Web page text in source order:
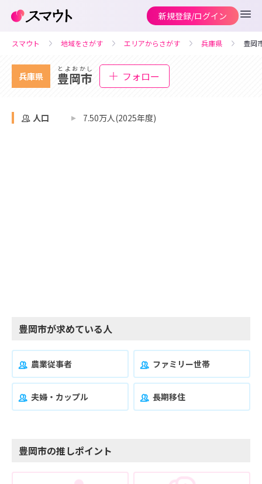
新規登録/ログイン
スマウト 地域をさがす エリアからさがす 兵庫県 豊岡
兵庫県
とよおかし
豊岡市 フォロー
人口 7.50万人(2025年度)
豊岡市が求めている人
農業従事者 ファミリー世帯
夫婦・カップル 長期移住
豊岡市の推しポイント